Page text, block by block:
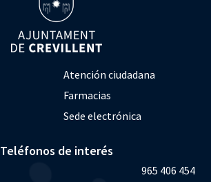
Atención ciudadana
Farmacias
Sede electrónica
Teléfonos de interés
965 406 454